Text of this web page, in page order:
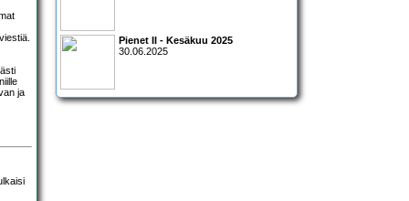
ja
Pienet II - Kesäkuu 2025
30.06.2025